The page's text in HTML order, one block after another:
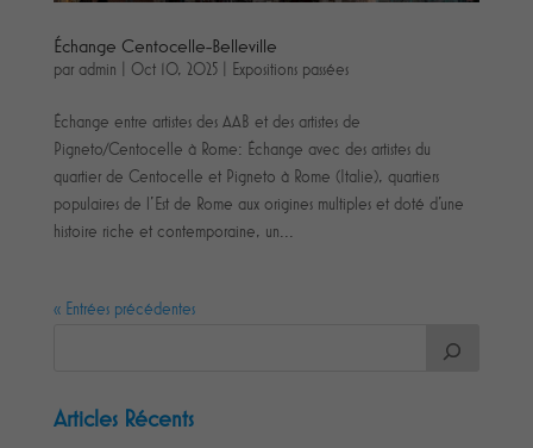
Échange Centocelle-Belleville
par admin Oct 10, 2025| Expositions passées
Échange entre artistes des AAB et des artistes de
Pigneto/Centocelle à Rome: Échange avec des artistes du
quartier de Centocelle et Pigneto à Rome (Italie), quartiers
populaires de l’Est de Rome aux origines multiples et doté d’une
histoire riche et contemporaine, un...
« Entrées précédentes
Articles Récents